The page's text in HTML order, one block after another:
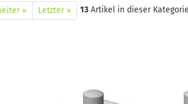
» Letzter » 13Artikel in dieser Kategorie